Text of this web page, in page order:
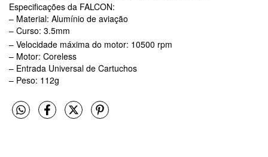
Especificações da FALCON:
– Material: Alumínio de aviação
– Curso: 3.5mm
– Velocidade máxima do motor: 10500 rpm
– Motor: Coreless
– Entrada Universal de Cartuchos
– Peso: 112g